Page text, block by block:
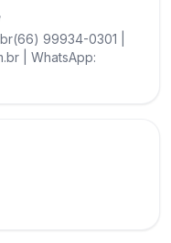
99934-0301 |
| WhatsApp: